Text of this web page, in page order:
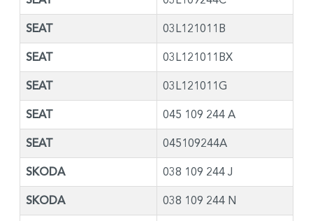
SEAT 03L121011B
SEAT 03L121011BX
SEAT 03L121011G
SEAT 045 109 244 A
SEAT 045109244A
SKODA 038 109 244 J
SKODA 038 109 244 N